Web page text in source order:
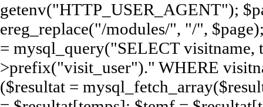
getenv("HTTP_USER_AGENT");
ereg_replace("/modules/", "/",
= mysql_query("SELECT visitname,
>prefix("visit_user")." WHERE
($resultat =